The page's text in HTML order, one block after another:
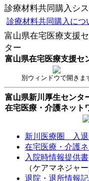
診療材料共同購入シ
診療材料共同購入につ
富山県在宅医療支
ター
富山県在宅医療支援セ
別ウィンドウで開きま
富山県新川厚生センタ
在宅医療・介護ネット
新川医療圏 入退
在宅医療・介護
入院時情報提供書
（ケアマネジャ
退院・退所情報